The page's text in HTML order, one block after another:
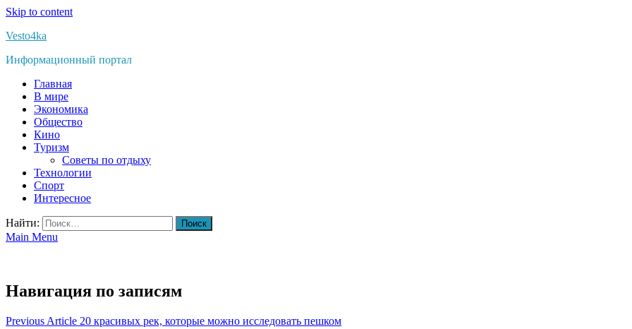
Skip to content
Vesto4ka
Информационный портал
Главная
В мире
Экономика
Общество
Кино
Туризм
Советы по отдыху
Технологии
Спорт
Интересное
Найти:
Main Menu
Навигация по записям
Previous Article 20 красивых рек, которые можно исследовать пешком